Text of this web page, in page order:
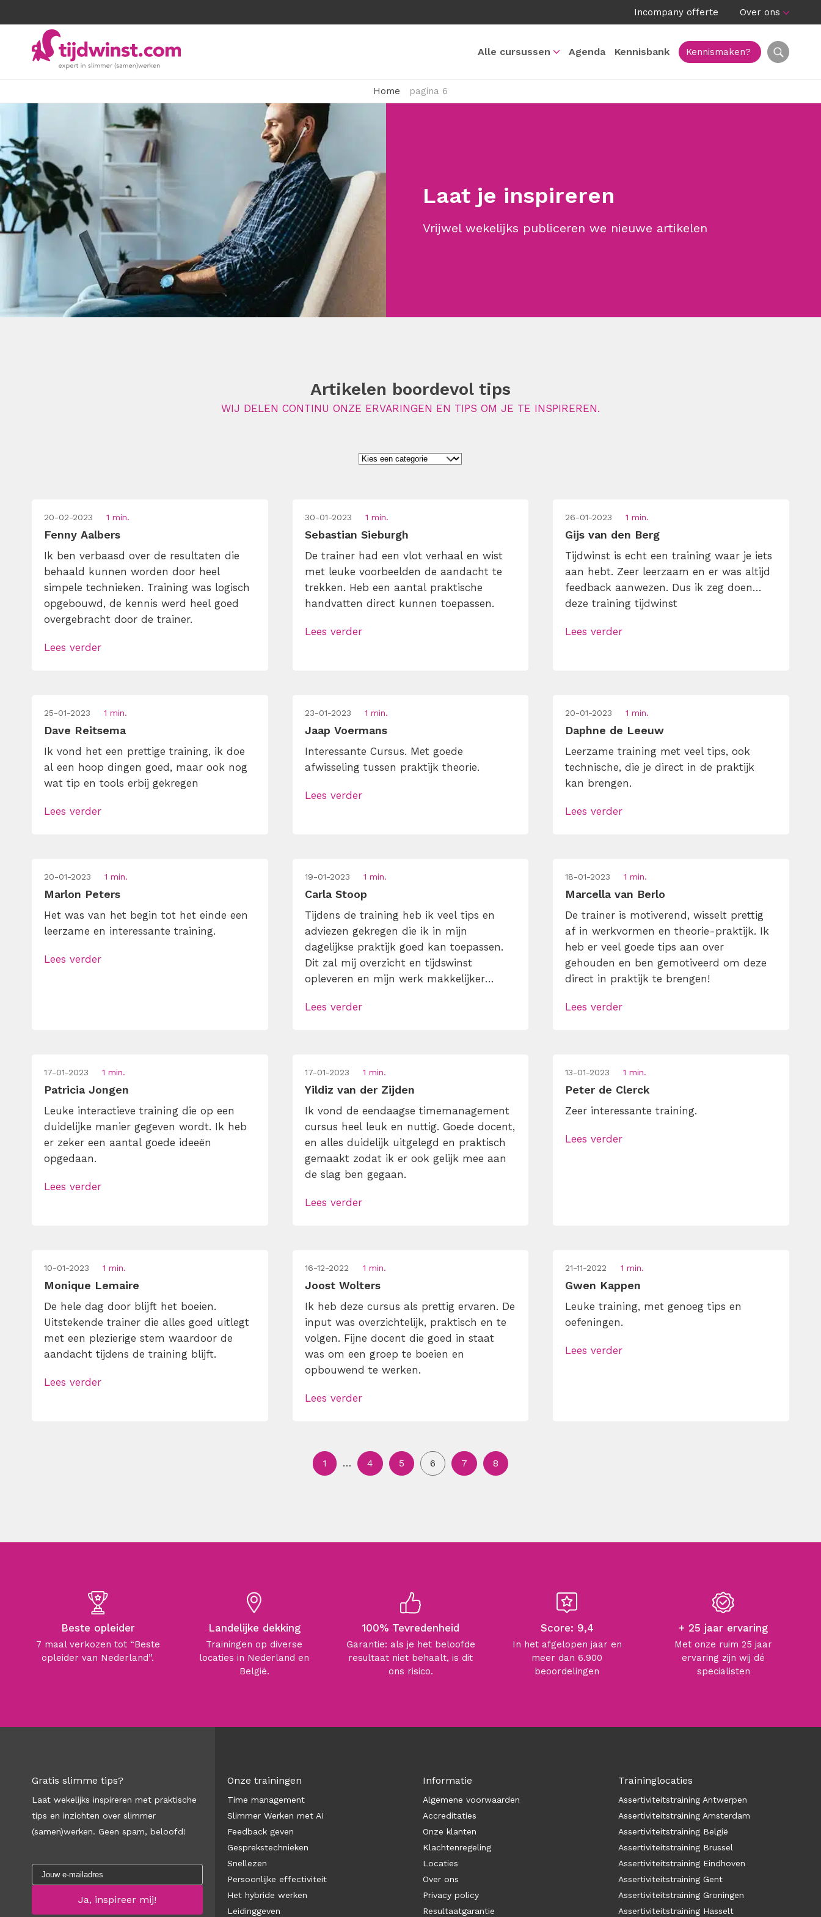
Incompany offerte Over ons
Alle cursussen Agenda Kennisbank Kennismaken?
Home pagina 6
Laat je inspireren
Vrijwel wekelijks publiceren we nieuwe artikelen
Artikelen boordevol tips
WIJ DELEN CONTINU ONZE ERVARINGEN EN TIPS OM JE TE INSPIREREN.
20-02-2023 1 min.
Fenny Aalbers
Ik ben verbaasd over de resultaten die
behaald kunnen worden door heel
simpele technieken. Training was logisch
opgebouwd, de kennis werd heel goed
overgebracht door de trainer.
Lees verder
30-01-2023 1 min.
Sebastian Sieburgh
De trainer had een vlot verhaal en wist
met leuke voorbeelden de aandacht te
trekken. Heb een aantal praktische
handvatten direct kunnen toepassen.
Lees verder
26-01-2023 1 min.
Gijs van den Berg
Tijdwinst is echt een training waar je iets
aan hebt. Zeer leerzaam en er was altijd
feedback aanwezen. Dus ik zeg doen…
deze training tijdwinst
Lees verder
25-01-2023 1 min.
Dave Reitsema
Ik vond het een prettige training, ik doe
al een hoop dingen goed, maar ook nog
wat tip en tools erbij gekregen
Lees verder
23-01-2023 1 min.
Jaap Voermans
Interessante Cursus. Met goede
afwisseling tussen praktijk theorie.
Lees verder
20-01-2023 1 min.
Daphne de Leeuw
Leerzame training met veel tips, ook
technische, die je direct in de praktijk
kan brengen.
Lees verder
20-01-2023 1 min.
Marlon Peters
Het was van het begin tot het einde een
leerzame en interessante training.
Lees verder
19-01-2023 1 min.
Carla Stoop
Tijdens de training heb ik veel tips en
adviezen gekregen die ik in mijn
dagelijkse praktijk goed kan toepassen.
Dit zal mij overzicht en tijdswinst
opleveren en mijn werk makkelijker
interactie was tijdens de training en de
Lees verder
18-01-2023 1 min.
Marcella van Berlo
De trainer is motiverend, wisselt prettig
af in werkvormen en theorie-praktijk. Ik
heb er veel goede tips aan over
gehouden en ben gemotiveerd om deze
direct in praktijk te brengen!
Lees verder
17-01-2023 1 min.
Patricia Jongen
Leuke interactieve training die op een
duidelijke manier gegeven wordt. Ik heb
er zeker een aantal goede ideeën
opgedaan.
Lees verder
17-01-2023 1 min.
Yildiz van der Zijden
Ik vond de eendaagse timemanagement
cursus heel leuk en nuttig. Goede docent,
en alles duidelijk uitgelegd en praktisch
gemaakt zodat ik er ook gelijk mee aan
de slag ben gegaan.
Lees verder
13-01-2023 1 min.
Peter de Clerck
Zeer interessante training.
Lees verder
10-01-2023 1 min.
Monique Lemaire
De hele dag door blijft het boeien.
Uitstekende trainer die alles goed uitlegt
met een plezierige stem waardoor de
aandacht tijdens de training blijft.
Lees verder
16-12-2022 1 min.
Joost Wolters
Ik heb deze cursus als prettig ervaren. De
input was overzichtelijk, praktisch en te
volgen. Fijne docent die goed in staat
was om een groep te boeien en
opbouwend te werken.
Lees verder
21-11-2022 1 min.
Gwen Kappen
Leuke training, met genoeg tips en
oefeningen.
Lees verder
1 … 4 5 6 7 8
Beste opleider
7 maal verkozen tot “Beste
opleider van Nederland”.
Landelijke dekking
Trainingen op diverse
locaties in Nederland en
België.
100% Tevredenheid
Garantie: als je het beloofde
resultaat niet behaalt, is dit
ons risico.
Score: 9,4
In het afgelopen jaar en
meer dan 6.900
beoordelingen
+ 25 jaar ervaring
Met onze ruim 25 jaar
ervaring zijn wij dé
specialisten
Gratis slimme tips?
Laat wekelijks inspireren met praktische
tips en inzichten over slimmer
(samen)werken. Geen spam, beloofd!
Onze trainingen
Time management
Slimmer Werken met AI
Feedback geven
Gesprekstechnieken
Snellezen
Persoonlijke effectiviteit
Het hybride werken
Leidinggeven
Informatie
Algemene voorwaarden
Accreditaties
Onze klanten
Klachtenregeling
Locaties
Over ons
Privacy policy
Resultaatgarantie
Traininglocaties
Assertiviteitstraining Antwerpen
Assertiviteitstraining Amsterdam
Assertiviteitstraining België
Assertiviteitstraining Brussel
Assertiviteitstraining Eindhoven
Assertiviteitstraining Gent
Assertiviteitstraining Groningen
Assertiviteitstraining Hasselt